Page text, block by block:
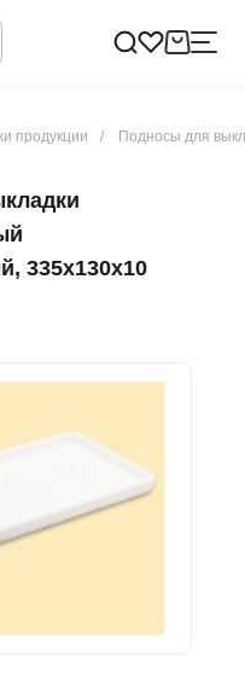
продукции Подносы для
335х130х10